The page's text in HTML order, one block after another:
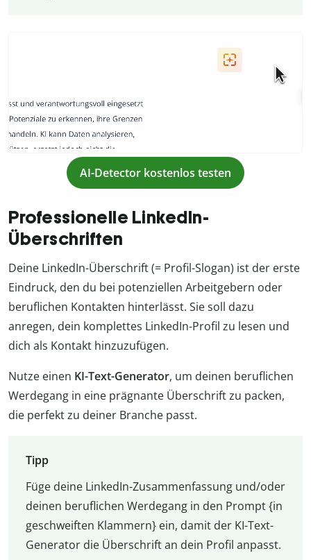
AI-Detector kostenlos testen
Professionelle LinkedIn-
Überschriften
Deine LinkedIn-Überschrift (= Profil-Slogan) ist der erste
Eindruck, den du bei potenziellen Arbeitgebern oder
beruflichen Kontakten hinterlässt. Sie soll dazu
anregen, dein komplettes LinkedIn-Profil zu lesen und
dich als Kontakt hinzuzufügen.
Nutze einen KI-Text-Generator, um deinen beruflichen
Werdegang in eine prägnante Überschrift zu packen,
die perfekt zu deiner Branche passt.
Tipp
Füge deine LinkedIn-Zusammenfassung und/oder
deinen beruflichen Werdegang in den Prompt {in
geschweiften Klammern} ein, damit der KI-Text-
Generator die Überschrift an dein Profil anpasst.